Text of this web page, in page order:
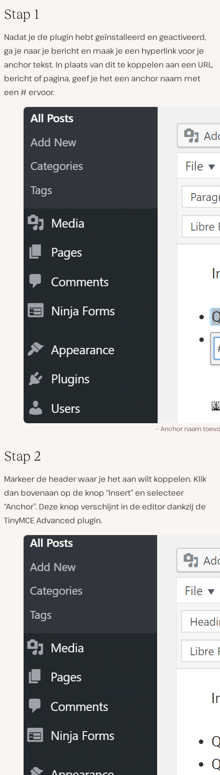
Stap 1
Nadat je de plugin hebt geïnstalleerd en geactiveerd,
ga je naar je bericht en maak je een hyperlink voor je
anchor tekst. In plaats van dit te koppelen aan een URL,
bericht of pagina, geef je het een anchor naam met
een # ervoor.
Anchor naam
Stap 2
Markeer de header waar je het aan wilt koppelen. Klik
dan bovenaan op de knop “Insert” en selecteer
“Anchor”. Deze knop verschijnt in de editor dankzij de
TinyMCE Advanced plugin.